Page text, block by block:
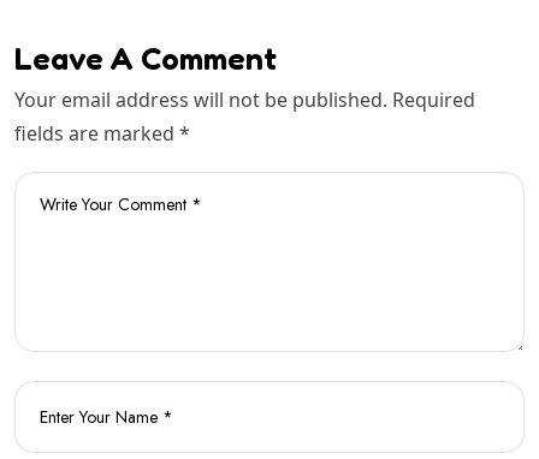
Leave A Comment
Your email address will not be published. Required
fields are marked *